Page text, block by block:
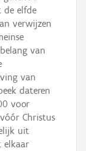
de elfde
verwijzen
van
van
dateren
voor
Christus
uit
elkaar